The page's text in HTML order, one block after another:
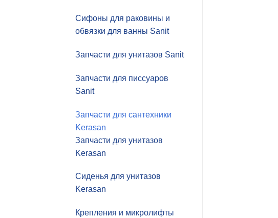
Сифоны для раковины и
обвязки для ванны Sanit
Запчасти для унитазов Sanit
Запчасти для писсуаров
Sanit
Запчасти для сантехники
Kerasan
Запчасти для унитазов
Kerasan
Сиденья для унитазов
Kerasan
Крепления и микролифты